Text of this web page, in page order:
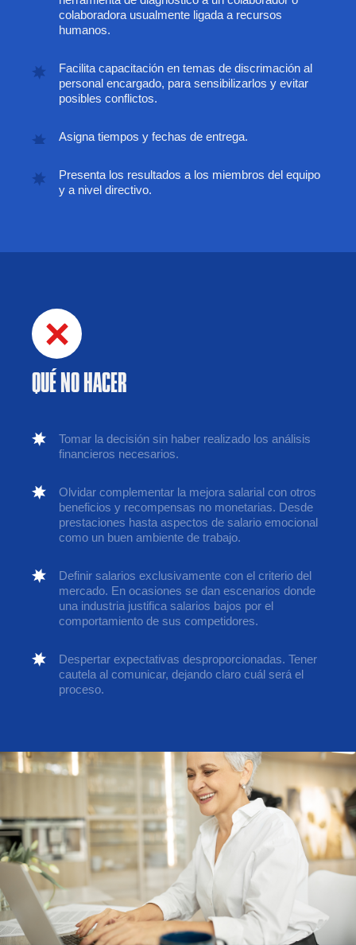
colaboradora usualmente ligada a recursos
humanos.
Facilita capacitación en temas de discrimación al
personal encargado, para sensibilizarlos y evitar
posibles conflictos.
Asigna tiempos y fechas de entrega.
Presenta los resultados a los miembros del equipo
y a nivel directivo.
QUÉ NO HACER
Tomar la decisión sin haber realizado los análisis
financieros necesarios.
Olvidar complementar la mejora salarial con otros
beneficios y recompensas no monetarias. Desde
prestaciones hasta aspectos de salario emocional
como un buen ambiente de trabajo.
Definir salarios exclusivamente con el criterio del
mercado. En ocasiones se dan escenarios donde
una industria justifica salarios bajos por el
comportamiento de sus competidores.
Despertar expectativas desproporcionadas. Tener
cautela al comunicar, dejando claro cuál será el
proceso.